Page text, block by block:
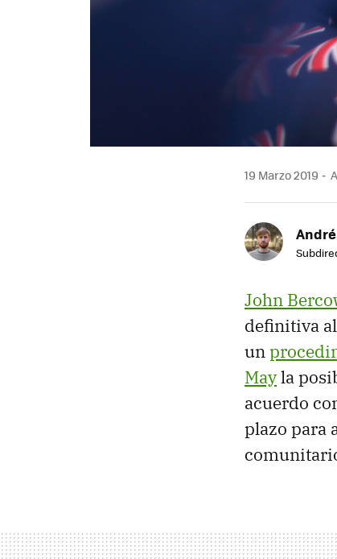
19 Marzo 2019
John
definitiva al
un
Mayla
acuerdo
plazo para